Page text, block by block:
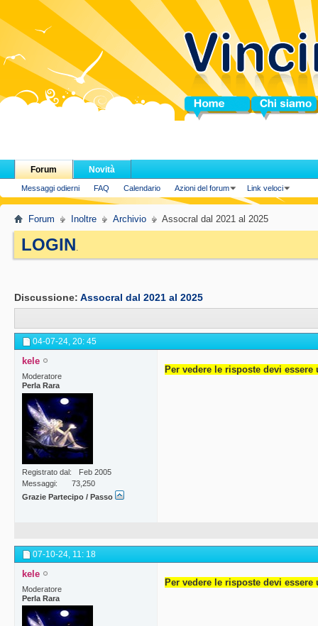
Home Chi siamo
Forum
Messaggi odierni FAQ Calendario Azioni del forum Link veloci
Novità
Forum Inoltre Archivio Assocral dal 2021 al 2025
LOGIN.
Discussione: Assocral dal 2021 al 2025
04-07-24, 20: 45
kele
Moderatore
Perla Rara
Registrato dal
Feb 2005
Messaggi
73,250
Grazie Partecipo / Passo
Per vedere le risposte devi
07-10-24, 11: 18
kele
Moderatore
Perla Rara
Per vedere le risposte devi essere